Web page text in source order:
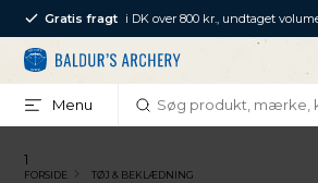
Gratis fragt i DK over 800 kr., undtaget
Menu
1
FORSIDE TØJ & BEKLÆDNING